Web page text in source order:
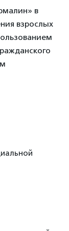
в
взрослых